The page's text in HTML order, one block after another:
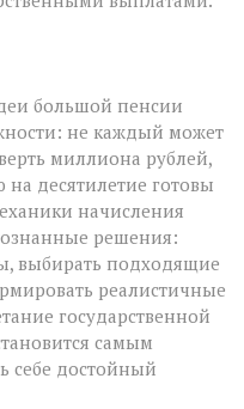
большой пенсии
не каждый может
миллиона рублей,
десятилетие готовы
начисления
решения:
выбирать подходящие
реалистичные
государственной
самым
себе достойный